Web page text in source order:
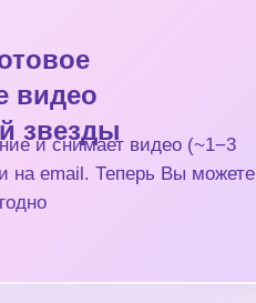
и снимает видео (~1−3
на email. Теперь Вы можете
видео
звезды